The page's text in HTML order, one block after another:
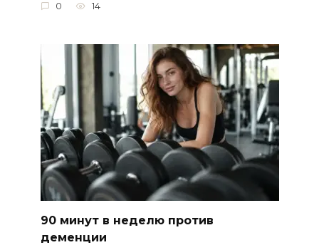
0 14
90 минут в неделю против
деменции